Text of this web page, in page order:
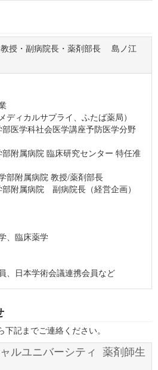
教授・副病院長・薬剤部長 島ノ江
ディカルサプライ、ふたば薬局）
部医学科社会医学講座予防医学分野
部附属病院 臨床研究センター 特任准
部附属病院 教授/薬剤部長
部附属病院 副病院長（経営企画）
、臨床薬学
、日本学術会議連携会員など
記までご連絡ください。
ルユニバーシティ 薬剤師生